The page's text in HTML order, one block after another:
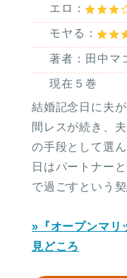
エロ：
モヤる：
著者：田中マ
現在５巻
結婚記念日に夫
間レスが続き、
の手段として選
日はパートナー
で過ごすという
»『オープンマリ
見どころ